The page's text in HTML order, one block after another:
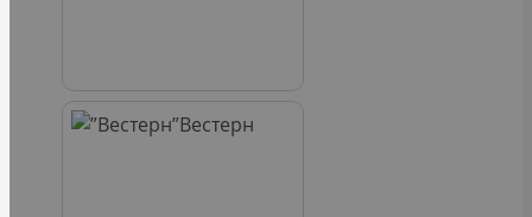
Вестерн